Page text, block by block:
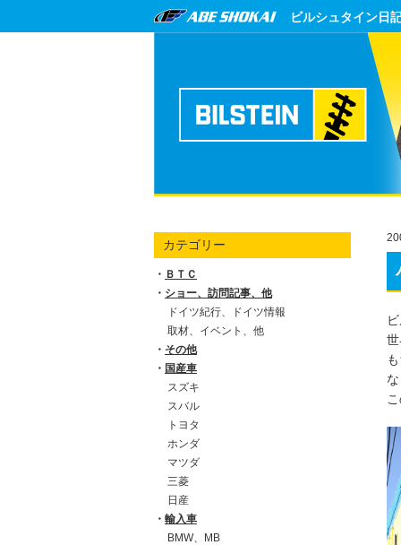
ビルシュタイン日
カテゴリー
ＢＴＣ
ショー、訪問記事、他
ドイツ紀行、ドイツ情報
取材、イベント、他
その他
国産車
スズキ
スバル
トヨタ
ホンダ
マツダ
三菱
日産
輸入車
BMW、MB